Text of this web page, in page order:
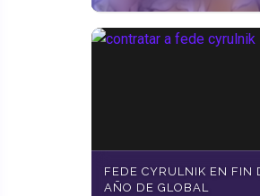
FEDE CYRULNIK EN FIN
AÑO DE GLOBAL